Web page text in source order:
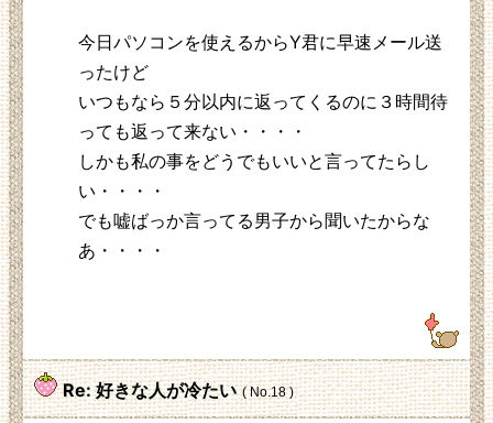
今日パソコンを使えるからY君に早速メール送
ったけど
いつもなら５分以内に返ってくるのに３時間待
っても返って来ない・・・・
しかも私の事をどうでもいいと言ってたらし
い・・・・
でも嘘ばっか言ってる男子から聞いたからな
あ・・・・
Re: 好きな人が冷たい ( No.18 )